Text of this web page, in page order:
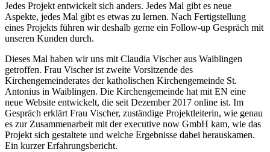
Jedes Projekt entwickelt sich anders. Jedes Mal gibt es neue
Aspekte, jedes Mal gibt es etwas zu lernen. Nach Fertigstellung
eines Projekts führen wir deshalb gerne ein Follow-up Gespräch mit
unseren Kunden durch.
Dieses Mal haben wir uns mit Claudia Vischer aus Waiblingen
getroffen. Frau Vischer ist zweite Vorsitzende des
Kirchengemeinderates der katholischen Kirchengemeinde St.
Antonius in Waiblingen. Die Kirchengemeinde hat mit EN eine
neue Website entwickelt, die seit Dezember 2017 online ist. Im
Gespräch erklärt Frau Vischer, zuständige Projektleiterin, wie genau
es zur Zusammenarbeit mit der executive now GmbH kam, wie das
Projekt sich gestaltete und welche Ergebnisse dabei herauskamen.
Ein kurzer Erfahrungsbericht.